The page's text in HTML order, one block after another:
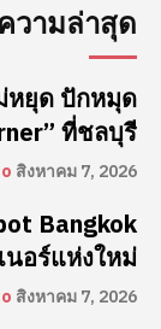
วามล่าสุด
หยุด ปักหมุด
ที่ชลบุรี
สิงหาคม 7, 2026
Bangkok
อร์แห่งใหม่
สิงหาคม 7, 2026